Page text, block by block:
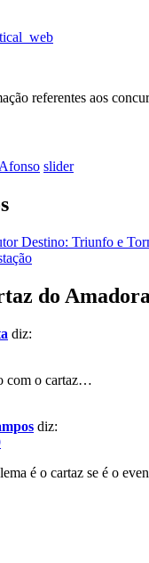
referentes aos
slider
Destino: Triunfo e
do
diz:
com o cartaz…
diz:
é o cartaz se é o